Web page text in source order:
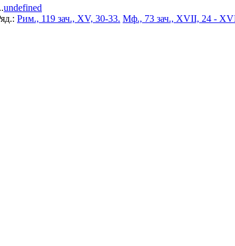
undefined
Рим., 119 зач., XV, 30-33. Мф., 73 зач., XVII, 24 -